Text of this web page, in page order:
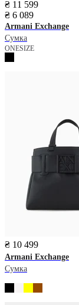
₴ 11 599
₴ 6 089
Armani Exchange
Сумка
ONESIZE
₴ 10 499
Armani Exchange
Сумка